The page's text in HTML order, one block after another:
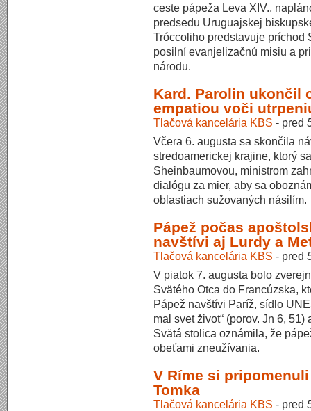
ceste pápeža Leva XIV.,
predsedu Uruguajskej
Tróccoliho predstavuje príchod
posilní evanjelizačnú misiu a
národu.
Kard. Parolin ukončil
empatiou voči
Tlačová kancelária KBS - pred
Včera 6. augusta sa skončila
stredoamerickej krajine, ktorý
Sheinbaumovou, ministrom
dialógu za mier, aby sa
oblastiach sužovaných násilím.
Pápež počas
navštívi aj Lurdy a
Tlačová kancelária KBS - pred
V piatok 7. augusta bolo
Svätého Otca do Francúzska,
Pápež navštívi Paríž, sídlo
mal svet život“ (porov. Jn 6,
Svätá stolica oznámila, že
obeťami zneužívania.
V Ríme si
Tomka
Tlačová kancelária KBS - pred